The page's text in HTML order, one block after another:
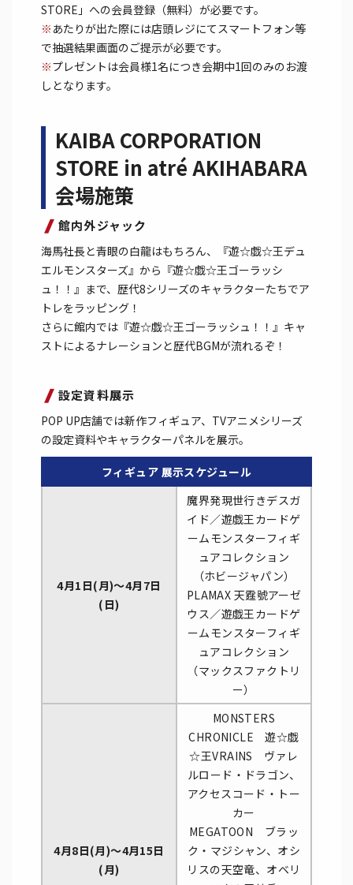
STORE」への会員登録（無料）が必要です。
※ あたりが出た際には店頭レジにてスマートフォン等
で抽選結果画面のご提示が必要です。
※プレゼントは会員様1名につき会期中1回のみのお渡
しとなります。
KAIBA CORPORATION
STORE in atré AKIHABARA
会場施策
館内外ジャック
海馬社長と青眼の白龍はもちろん、『遊☆戯☆王デュ
エルモンスターズ』から『遊☆戯☆王ゴーラッシ
ュ！！』まで、歴代8シリーズのキャラクターたちでア
トレをラッピング！
さらに館内では『遊☆戯☆王ゴーラッシュ！！』キャ
ストによるナレーションと歴代BGMが流れるぞ！
設定資料展示
POP UP店舗では新作フィギュア、TVアニメシリーズ
の設定資料やキャラクターパネルを展示。
フィギュア 展示スケジュール
4月1日(月)～4月7日
(日)
魔界発現世行きデスガ
イド／遊戯王カードゲ
ームモンスターフィギ
ュアコレクション
（ホビージャパン）
PLAMAX 天霆號アーゼ
ウス／遊戯王カードゲ
ームモンスターフィギ
ュアコレクション
（マックスファクトリ
ー）
4月8日(月)～4月15日
(月)
MONSTERS
CHRONICLE 遊☆戯
☆王VRAINS ヴァレ
ルロード・ドラゴン、
アクセスコード・トー
カー
MEGATOON ブラッ
ク・マジシャン、オシ
リスの天空竜、オベリ